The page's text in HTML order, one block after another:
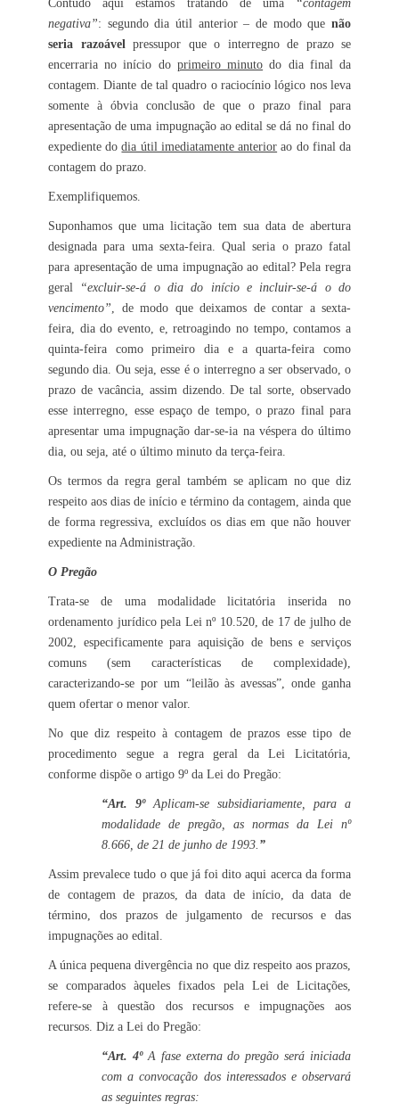
Contudo aqui estamos tratando de uma
“contagem
negativa”: segundo dia útil anterior – de modo que não
seria razoávelpressupor que o interregno de prazo se
encerraria no início do primeiro minuto do dia final da
contagem. Diante de tal quadro o raciocínio lógico nos leva
somente à óbvia conclusão de que o prazo final para
apresentação de uma impugnação ao edital se dá no final do
expediente dodia útil imediatamente anterior ao do final da
contagem do prazo.
Exemplifiquemos.
Suponhamos que uma licitação tem sua data de abertura
designada para uma sexta-feira. Qual seria o prazo fatal
para apresentação de uma impugnação ao edital? Pela regra
geral
“excluir-se-á o dia do início e incluir-se-á o do
vencimento”, de modo que deixamos de contar a sexta-
feira, dia do evento, e, retroagindo no tempo, contamos a
quinta-feira como primeiro dia e a quarta-feira como
segundo dia. Ou seja, esse é o interregno a ser observado, o
prazo de vacância, assim dizendo. De tal sorte, observado
esse interregno, esse espaço de tempo, o prazo final para
apresentar uma impugnação dar-se-ia na véspera do último
dia, ou seja, até o último minuto da terça-feira.
Os termos da regra geral também se aplicam no que diz
respeito aos dias de início e término da contagem, ainda que
de forma regressiva, excluídos os dias em que não houver
expediente na Administração.
O Pregão
Trata-se de uma modalidade licitatória inserida no
ordenamento jurídico pela Lei nº 10.520, de 17 de julho de
2002, especificamente para aquisição de bens e serviços
comuns (sem características de complexidade),
caracterizando-se por um “leilão às avessas”, onde ganha
quem ofertar o menor valor.
No que diz respeito à contagem de prazos esse tipo de
procedimento segue a regra geral da Lei Licitatória,
conforme dispõe o artigo 9º da Lei do Pregão:
“Art. 9ºAplicam-se subsidiariamente, para a
modalidade de pregão, as normas da Lei nº
8.666, de 21 de junho de 1993. ”
Assim prevalece tudo o que já foi dito aqui acerca da forma
de contagem de prazos, da data de início, da data de
término, dos prazos de julgamento de recursos e das
impugnações ao edital.
A única pequena divergência no que diz respeito aos prazos,
se comparados àqueles fixados pela Lei de Licitações,
refere-se à questão dos recursos e impugnações aos
recursos. Diz a Lei do Pregão:
“Art. 4ºA fase externa do pregão será iniciada
com a convocação dos interessados e observará
as seguintes regras: